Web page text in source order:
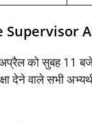
अप्रैल को सुबह
देने वाले सभी